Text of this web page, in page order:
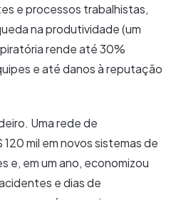
e processos trabalhistas,
na produtividade (um
rende até 30%
e até danos à reputação
Uma rede de
mil em novos sistemas de
e, em um ano, economizou
e dias de